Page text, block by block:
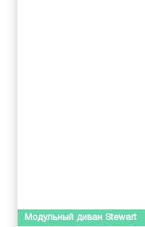
Модульный диван Stewart